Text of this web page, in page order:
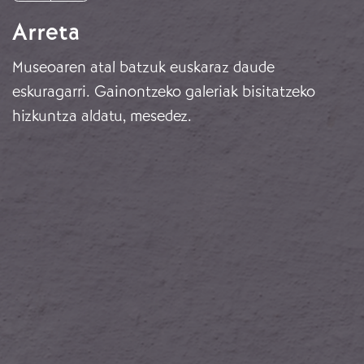
Arreta
Museoaren atal batzuk euskaraz daude
eskuragarri. Gainontzeko galeriak bisitatzeko
hizkuntza aldatu, mesedez.